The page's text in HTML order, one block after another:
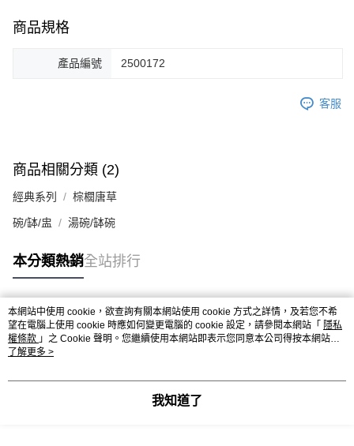
商品規格
產品編號 2500172
客服
商品相關分類 (2)
經典系列 棕櫚唐草
碗/缽/盅 湯碗/缽碗
本分類熱銷全站排行
熱門標籤
本網站中使用 cookie，欲查詢有關本網站使用 cookie 方式之詳情，及若您不希
望在電腦上使用 cookie 時應如何變更電腦的 cookie 設定，請參閱本網站「 隱私
權條款 」之 Cookie 聲明。您繼續使用本網站即表示您同意本公司得按本網站使
用條款之 Cookie 聲明使用 cookie。
了解更多 >
我知道了